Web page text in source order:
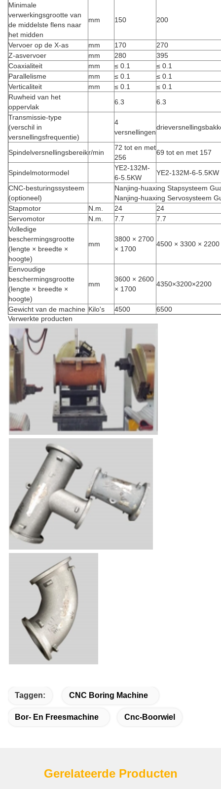
Minimale
verwerkingsgrootte van
de middelste flens naar
het midden
mm 150 200
Vervoer op de X-as mm 170
270
Z-asvervoer
mm 280
395
Coaxialiteit
mm ≤ 0.1
≤ 0.1
Parallelisme
mm ≤ 0.1
≤ 0.1
Verticaliteit
mm ≤ 0.1
≤ 0.1
Ruwheid van het
oppervlak
6.3
6.3
Transmissie-type
(verschil in
versnellingsfrequentie)
4
versnellingen
Spindelversnellingsbereikr/min
72 tot en met
256
69 tot en met 157
Spindelmotormodel
YE2-132M-
6-5.5KW
YE2-132M-6-5.5KW
CNC-besturingssysteem
(optioneel)
Nanjing-huaxing Stapsysteem
Nanjing-huaxing Servosysteem
Stapmotor
N.m. 24
24
Servomotor
N.m. 7.7
7.7
Volledige
beschermingsgrootte
(lengte × breedte ×
hoogte)
mm
3800 × 2700
× 1700
4500 × 3300 × 2200
Eenvoudige
beschermingsgrootte
(lengte × breedte ×
hoogte)
mm
3600 × 2600
× 1700
4350×3200×2200
Gewicht van de machine Kilo's 4500
6500
Verwerkte producten
Taggen: CNC Boring Machine
Bor- En Freesmachine Cnc-Boorwiel
Gerelateerde Producten